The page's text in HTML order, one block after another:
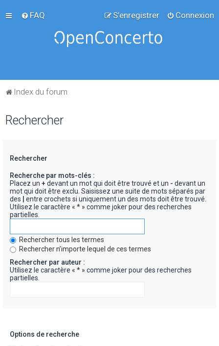
FAQ Connexion
S’enregistrer
Index du forum
Rechercher
Rechercher
Recherche par mots-clés :
Placez un + devant un mot qui doit être trouvé et un - devant un
mot qui doit être exclu. Saisissez une suite de mots séparés par
des
entre crochets si uniquement un des mots doit être trouvé.
Utilisez le caractère « * » comme joker pour des recherches
partielles.
Rechercher tous les termes
Rechercher n’importe lequel de ces termes
Rechercher par auteur :
Utilisez le caractère « * » comme joker pour des recherches
partielles.
Options de recherche